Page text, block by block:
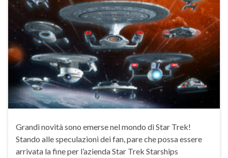
Grandi novità sono emerse nel mondo di Star Trek!
Stando alle speculazioni dei fan, pare che possa essere
arrivata la fine per l’azienda Star Trek Starships